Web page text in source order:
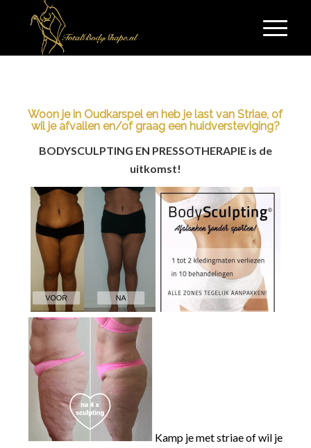
Woon je in Oudkarspel en heb je last van Striae, of
wil je afvallen en/of graag een huidversteviging?
BODYSCULPTING EN PRESSOTHERAPIE is de
uitkomst!
Kamp je met striae of wil je